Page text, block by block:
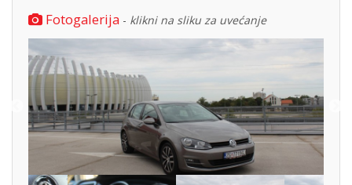
Fotogalerija - klikni na sliku za uvećanje